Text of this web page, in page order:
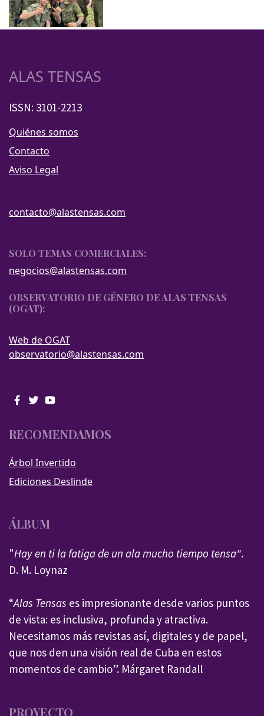
ALAS TENSAS
ISSN: 3101-2213
Quiénes somos
Contacto
Aviso Legal
contacto@alastensas.com
SOLO TEMAS COMERCIALES:
negocios@alastensas.com
OBSERVATORIO DE GÉNERO DE ALAS TENSAS
(OGAT):
Web de OGAT
observatorio@alastensas.com
RECOMENDAMOS
Árbol Invertido
Ediciones Deslinde
ÁLBUM
"Hay en ti la fatiga de un ala mucho tiempo tensa".
D. M. Loynaz
“Alas Tensas es impresionante desde varios puntos
de vista: es inclusiva, profunda y atractiva.
Necesitamos más revistas así, digitales y de papel,
que nos den una visión real de Cuba en estos
momentos de cambio”. Márgaret Randall
PROYECTO